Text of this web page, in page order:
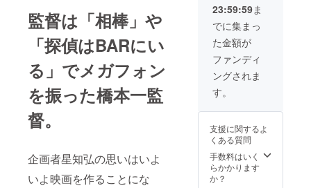
監督は「相棒」や
「探偵はBARにい
る」でメガフォン
を振った橋本一監
督。
企画者星知弘の思いはいよ
いよ映画を作ることにな
ント上映会ご招
待（東京編） ・
イベント上映会
後、打ち上げご
招待（東京編）
※開催は10〜
11月の土日祝日
を予定。ご支援
者様都合による
返金不可 ※会
場までの交通費
は各自ご負担と
なります
23:59:59ま
でに集まっ
た金額が
ファンディ
ングされま
す。
支援に関するよ
くある質問
手数料はいく
らかかります
か？